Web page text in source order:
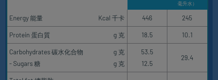
毫升水）
Energy 能量 Kcal 千卡 446 245
Protein 蛋白質 g 克 18.5 10.1
Carbohydrates 碳水化合物
- Sugars 糖
g 克
g 克
53.5
12.5
29.4